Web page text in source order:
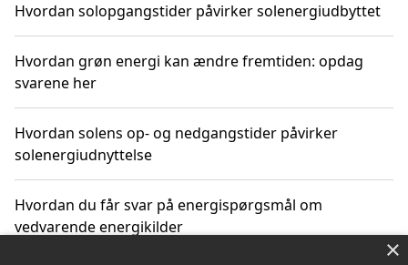
Hvordan solopgangstider påvirker solenergiudbyttet
Hvordan grøn energi kan ændre fremtiden: opdag
svarene her
Hvordan solens op- og nedgangstider påvirker
solenergiudnyttelse
Hvordan du får svar på energispørgsmål om
vedvarende energikilder
×